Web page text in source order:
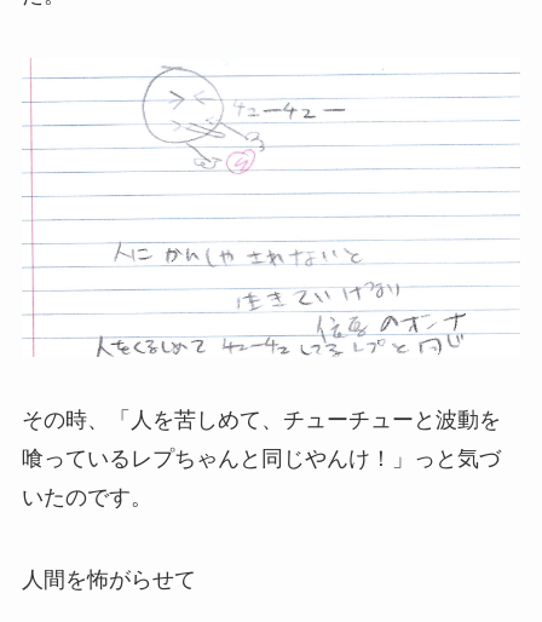
その時、「人を苦しめて、チューチューと波動を
喰っているレプちゃんと同じやんけ！」っと気づ
いたのです。
人間を怖がらせて